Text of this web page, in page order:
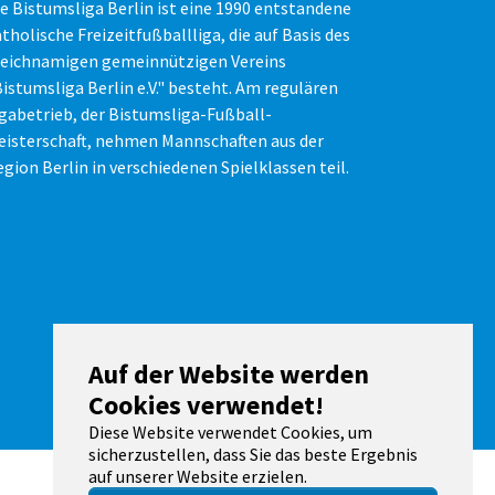
Auf der Website werden
Cookies verwendet!
Diese Website verwendet Cookies, um
sicherzustellen, dass Sie das beste Ergebnis
auf unserer Website erzielen.
Bistumsliga Berlin ist eine 1990 entstandene
Freizeitfußballliga, die auf Basis des
gemeinnützigen Vereins
Berlin e.V." besteht. Am regulären
der Bistumsliga-Fußball-
nehmen Mannschaften aus der
Berlin in verschiedenen Spielklassen teil.